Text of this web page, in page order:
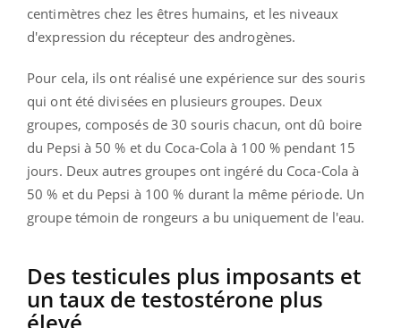
centimètres chez les êtres humains, et les niveaux
d'expression du récepteur des androgènes.
Pour cela, ils ont réalisé une expérience sur des souris
qui ont été divisées en plusieurs groupes. Deux
groupes, composés de 30 souris chacun, ont dû boire
du Pepsi à 50 % et du Coca-Cola à 100 % pendant 15
jours. Deux autres groupes ont ingéré du Coca-Cola à
50 % et du Pepsi à 100 % durant la même période. Un
groupe témoin de rongeurs a bu uniquement de l'eau.
Des testicules plus imposants et
un taux de testostérone plus
élevé